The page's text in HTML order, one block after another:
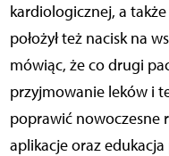
kardiologicznej, a
położył też nacisk na
mówiąc, że co drugi
przyjmowanie leków i
poprawić nowoczesne
aplikacje oraz